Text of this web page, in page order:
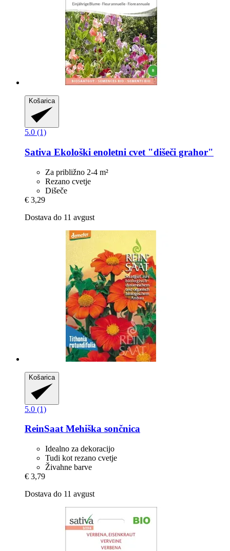
Košarica
5.0 (1)
Sativa Ekološki enoletni cvet "dišeči grahor"
Za približno 2-4 m²
Rezano cvetje
Dišeče
€ 3,29
Dostava do 11 avgust
Košarica
5.0 (1)
ReinSaatMehiška sončnica
Idealno za dekoracijo
Tudi kot rezano cvetje
Živahne barve
€ 3,79
Dostava do 11 avgust